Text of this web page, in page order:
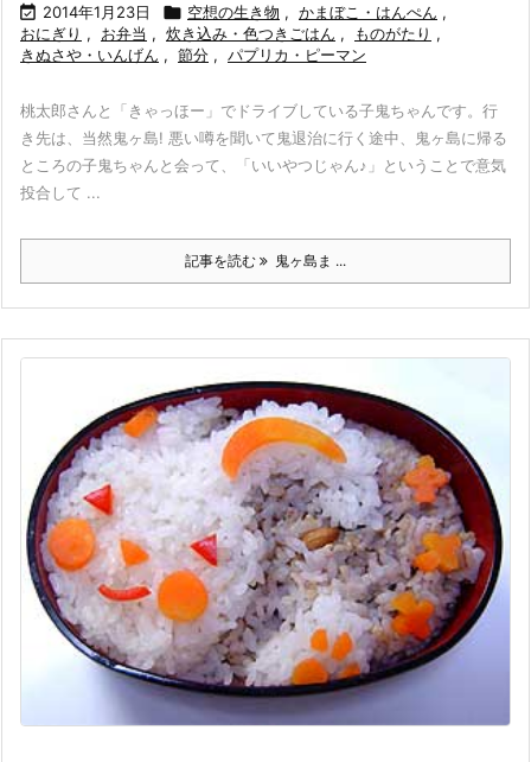
 2014年1月23日  空想の生き物 , かまぼこ・はんぺん ,
おにぎり , お弁当 , 炊き込み・色つきごはん , ものがたり ,
きぬさや・いんげん , 節分 , パプリカ・ピーマン
桃太郎さんと「きゃっほー」でドライブしている子鬼ちゃんです。行
き先は、当然鬼ヶ島! 悪い噂を聞いて鬼退治に行く途中、鬼ヶ島に帰る
ところの子鬼ちゃんと会って、「いいやつじゃん♪」ということで意気
投合して ...
記事を読む 鬼ヶ島ま ...